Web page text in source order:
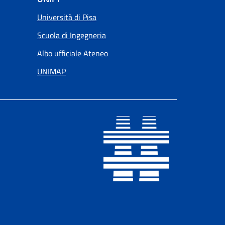
Università di Pisa
Scuola di Ingegneria
Albo ufficiale Ateneo
UNIMAP